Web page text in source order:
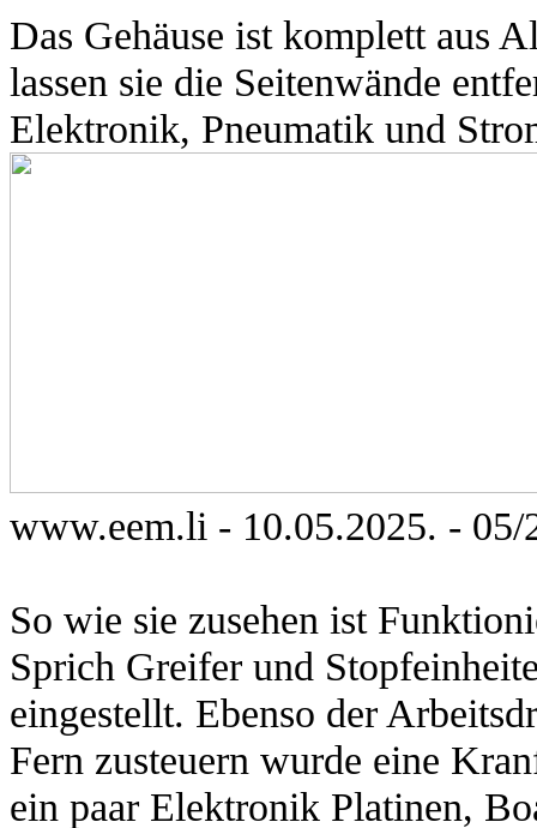
Das Gehäuse ist komplett aus
lassen sie die Seitenwände
Elektronik, Pneumatik und
www.eem.li - 10.05.2025. - 05/
So wie sie zusehen ist
Sprich Greifer und
eingestellt. Ebenso der
Fern zusteuern wurde eine
ein paar Elektronik Platinen,